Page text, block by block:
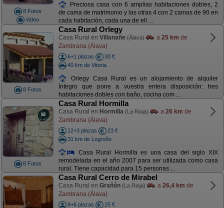
8 Fotos
Video
Preciosa casa con 6 amplias habitaciones dobles, 2
de cama de matrimonio y las otras 4 con 2 camas de 90 en
cada habitación, cada una de ell ...
8 Fotos
Casa Rural Orlegy
Casa Rural en Villanañe (Álava) a 25 km de
Zambrana (Álava)
6+1 plazas
30 €
40 km de Vitoria
Orlegy Casa Rural es un alojamiento de alquiler
íntegro que pone a vuestra entera disposición: tres
habitaciones dobles con baño, cocina com ...
8 Fotos
Casa Rural Hormilla
Casa Rural en Hormilla (La Rioja) a 26 km de
Zambrana (Álava)
12+3 plazas
23 €
31 km de Logroño
Casa Rural Hormilla es una casa del siglo XIX
remodelada en el año 2007 para ser utilizada como casa
rural. Tiene capacidad para 15 personas ...
Casa Rural Cerro de Mirabel
Casa Rural en Grañón (La Rioja) a 26,4 km de
Zambrana (Álava)
8+6 plazas
25 €